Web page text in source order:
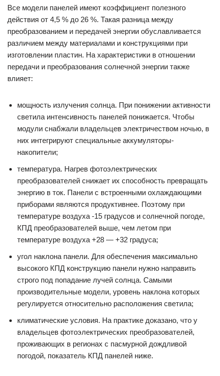
Все модели панелей имеют коэффициент полезного
действия от 4,5 % до 26 %. Такая разница между
преобразованием и передачей энергии обуславливается
различием между материалами и конструкциями при
изготовлении пластин. На характеристики в отношении
передачи и преобразования солнечной энергии также
влияет:
мощность излучения солнца. При понижении активности
светила интенсивность панелей понижается. Чтобы
модули снабжали владельцев электричеством ночью, в
них интегрируют специальные аккумуляторы-
накопители;
температура. Нагрев фотоэлектрических
преобразователей снижает их способность превращать
энергию в ток. Панели с встроенными охлаждающими
приборами являются продуктивнее. Поэтому при
температуре воздуха -15 градусов и солнечной погоде,
КПД преобразователей выше, чем летом при
температуре воздуха +28 — +32 градуса;
угол наклона панели. Для обеспечения максимально
высокого КПД конструкцию панели нужно направить
строго под попадание лучей солнца. Самыми
производительные модели, уровень наклона которых
регулируется относительно расположения светила;
климатические условия. На практике доказано, что у
владельцев фотоэлектрических преобразователей,
проживающих в регионах с пасмурной дождливой
погодой, показатель КПД панелей ниже.